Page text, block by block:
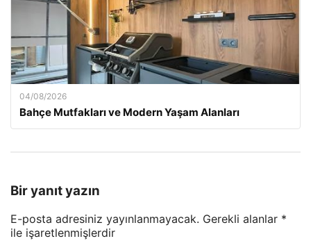
04/08/2026
Bahçe Mutfakları ve Modern Yaşam Alanları
Bir yanıt yazın
E-posta adresiniz yayınlanmayacak. Gerekli alanlar *
ile işaretlenmişlerdir